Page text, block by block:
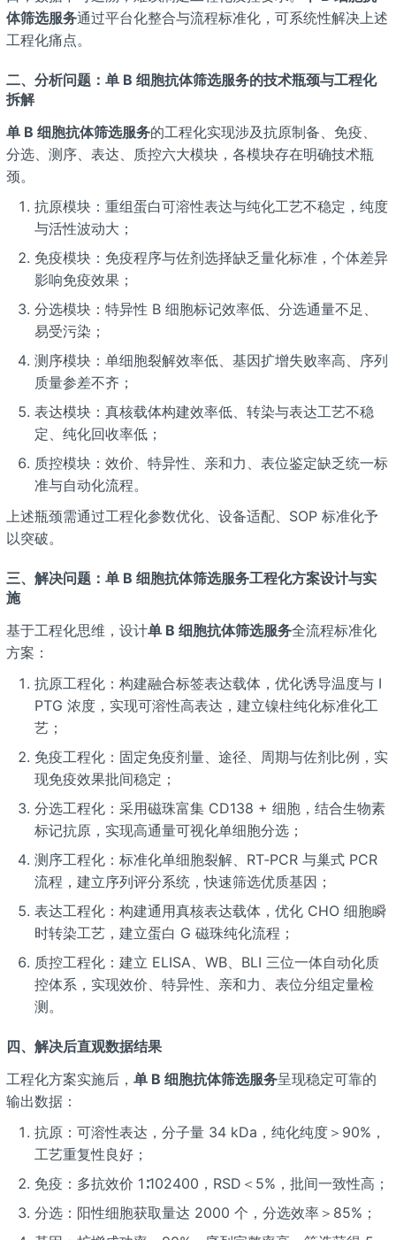
体筛选服务通过平台化整合与流程标准化，可系统性解决上述
工程化痛点。
二、分析问题：单 B 细胞抗体筛选服务的技术瓶颈与工程化
拆解
单 B 细胞抗体筛选服务的工程化实现涉及抗原制备、免疫、
分选、测序、表达、质控六大模块，各模块存在明确技术瓶
颈。
抗原模块：重组蛋白可溶性表达与纯化工艺不稳定，纯度
与活性波动大；
免疫模块：免疫程序与佐剂选择缺乏量化标准，个体差异
影响免疫效果；
分选模块：特异性 B 细胞标记效率低、分选通量不足、
易受污染；
测序模块：单细胞裂解效率低、基因扩增失败率高、序列
质量参差不齐；
表达模块：真核载体构建效率低、转染与表达工艺不稳
定、纯化回收率低；
质控模块：效价、特异性、亲和力、表位鉴定缺乏统一标
准与自动化流程。
上述瓶颈需通过工程化参数优化、设备适配、SOP 标准化予
以突破。
三、解决问题：单 B 细胞抗体筛选服务工程化方案设计与实
施
基于工程化思维，设计单 B 细胞抗体筛选服务全流程标准化
方案：
抗原工程化：构建融合标签表达载体，优化诱导温度与 I
PTG 浓度，实现可溶性高表达，建立镍柱纯化标准化工
艺；
免疫工程化：固定免疫剂量、途径、周期与佐剂比例，实
现免疫效果批间稳定；
分选工程化：采用磁珠富集 CD138 + 细胞，结合生物素
标记抗原，实现高通量可视化单细胞分选；
测序工程化：标准化单细胞裂解、RT‑PCR 与巢式 PCR
流程，建立序列评分系统，快速筛选优质基因；
表达工程化：构建通用真核表达载体，优化 CHO 细胞瞬
时转染工艺，建立蛋白 G 磁珠纯化流程；
质控工程化：建立 ELISA、WB、BLI 三位一体自动化质
控体系，实现效价、特异性、亲和力、表位分组定量检
测。
四、解决后直观数据结果
工程化方案实施后， 单 B 细胞抗体筛选服务呈现稳定可靠的
输出数据：
抗原：可溶性表达，分子量 34 kDa，纯化纯度＞90%，
工艺重复性良好；
免疫：多抗效价 1∶102400，RSD＜5%，批间一致性高；
分选：阳性细胞获取量达 2000 个，分选效率＞85%；